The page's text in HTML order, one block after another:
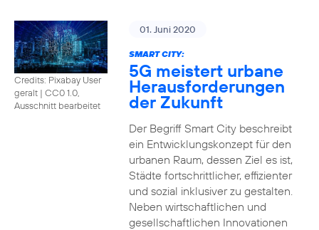
Credits: Pixabay User
geralt | CC0 1.0,
Ausschnitt bearbeitet
01. Juni 2020
SMART CITY:
5G meistert urbane
Herausforderungen
der Zukunft
Der Begriff Smart City beschreibt
ein Entwicklungskonzept für den
urbanen Raum, dessen Ziel es ist,
Städte fortschrittlicher, effizienter
und sozial inklusiver zu gestalten.
Neben wirtschaftlichen und
gesellschaftlichen Innovationen